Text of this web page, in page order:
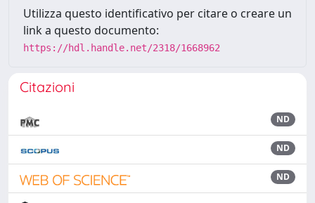
Utilizza questo identificativo per citare o creare un
link a questo documento:
https://hdl.handle.net/2318/1668962
Citazioni
ND
ND
ND